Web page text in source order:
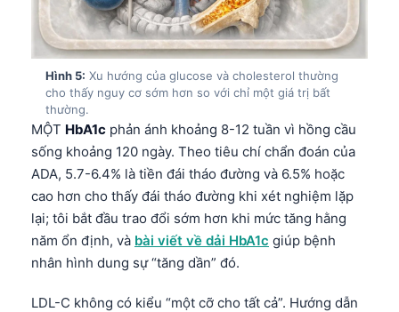
Hình 5: Xu hướng của glucose và cholesterol thường
cho thấy nguy cơ sớm hơn so với chỉ một giá trị bất
thường.
MỘT HbA1c phản ánh khoảng 8-12 tuần vì hồng cầu
sống khoảng 120 ngày. Theo tiêu chí chẩn đoán của
ADA, 5.7-6.4% là tiền đái tháo đường và 6.5% hoặc
cao hơn cho thấy đái tháo đường khi xét nghiệm lặp
lại; tôi bắt đầu trao đổi sớm hơn khi mức tăng hằng
năm ổn định, và bài viết về dải HbA1c giúp bệnh
nhân hình dung sự “tăng dần” đó.
LDL-C không có kiểu “một cỡ cho tất cả”. Hướng dẫn